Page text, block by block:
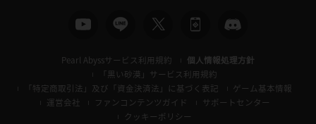
Pearl Abyssサービス利用規約
個人情報処理方針
「黒い砂漠」サービス利用規約
「特定商取引法」及び「資金決済法」に基づく表記
ゲーム基本情報
運営会社
ファンコンテンツガイド
サポートセンター
クッキーポリシー